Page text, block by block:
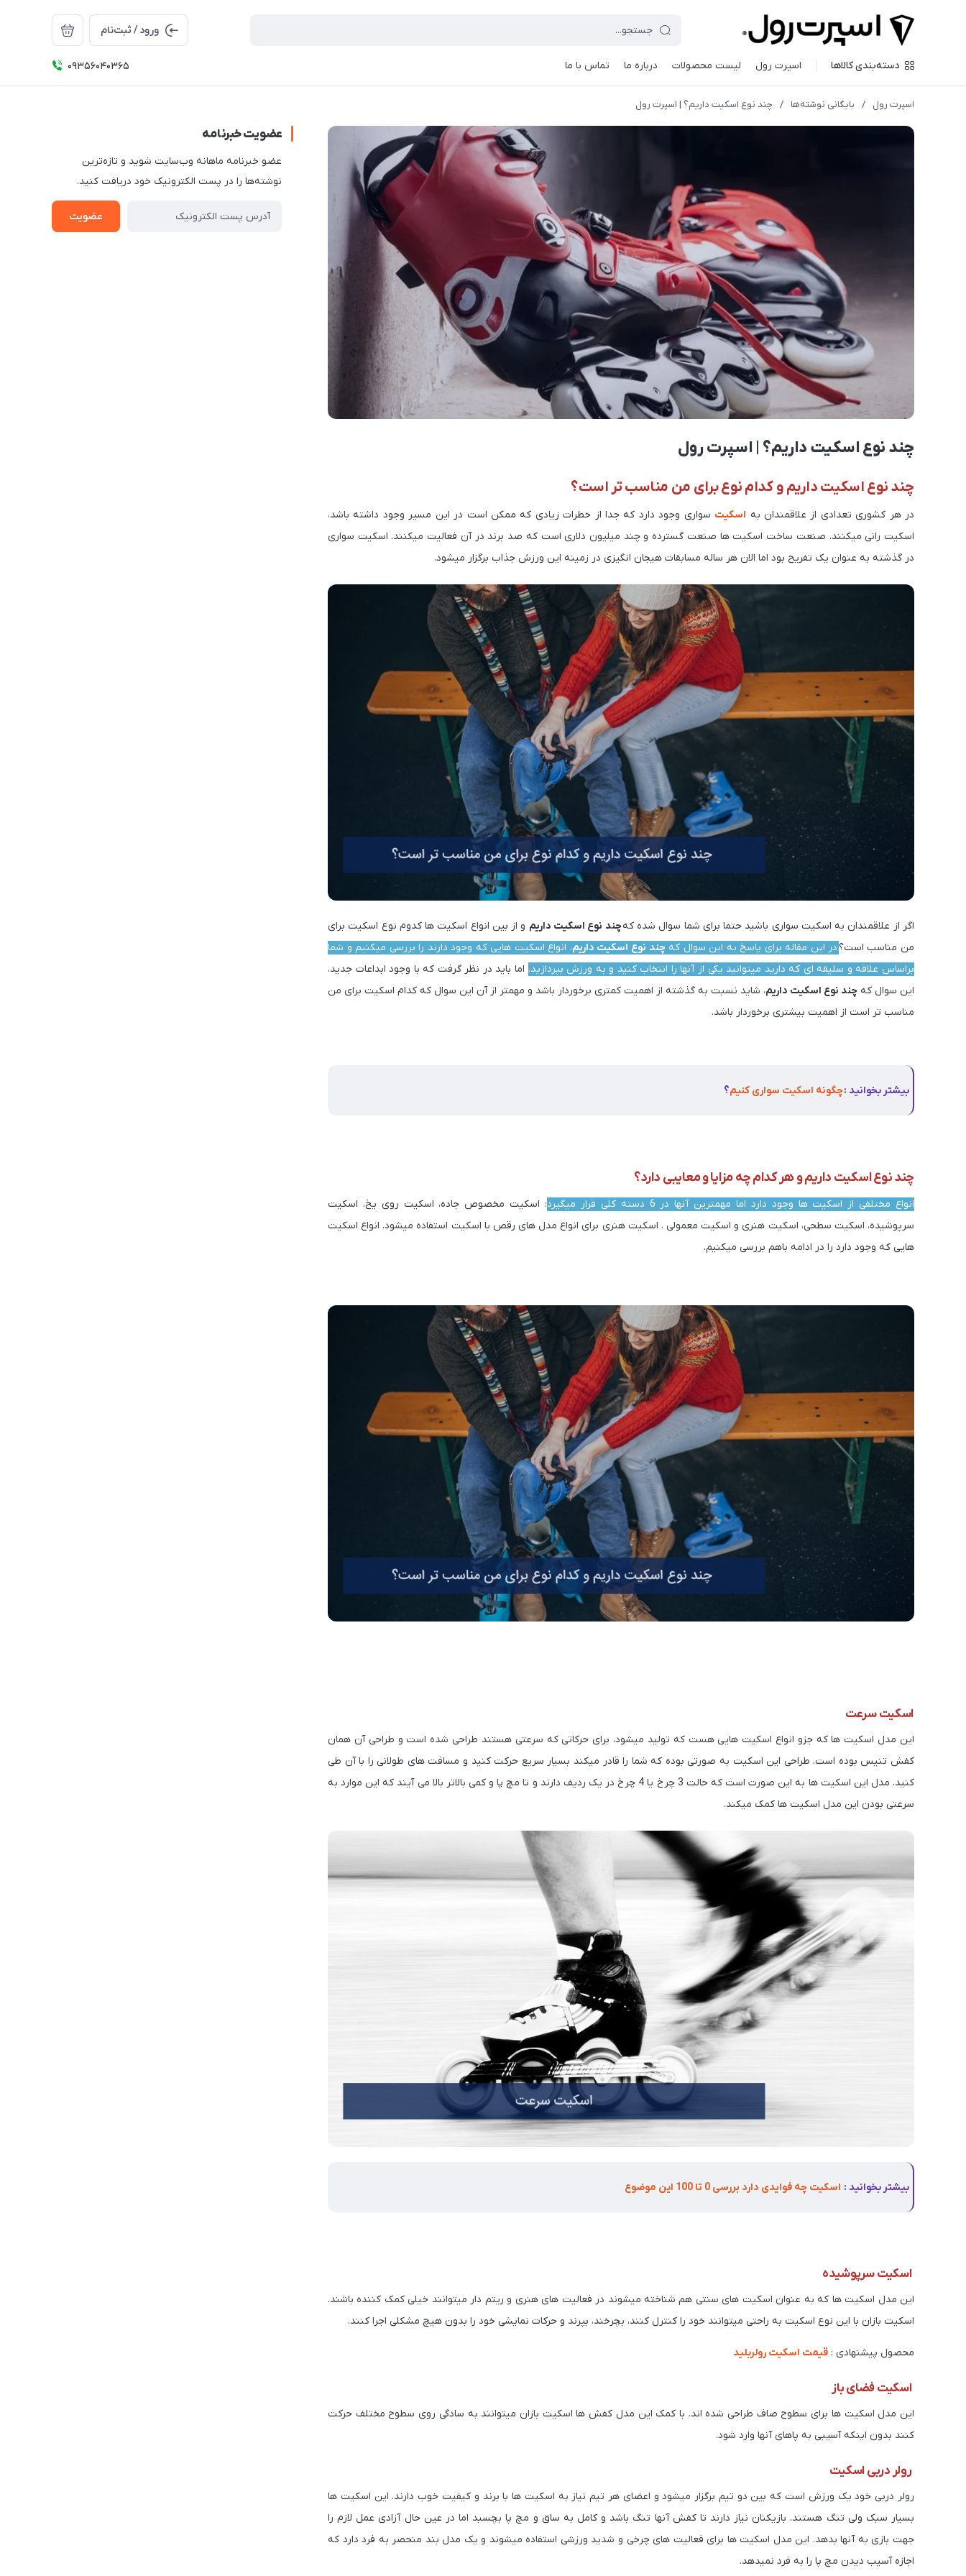
ورود / ثبت‌نام
دسته‌بندی کالاها اسپرت رول لیست محصولات درباره ما تماس با ما 09356040365
اسپرت رول / بایگانی نوشته‌ها / چند نوع اسکیت داریم؟ | اسپرت رول
چند نوع اسکیت داریم؟ | اسپرت رول
چند نوع اسکیت داریم و کدام نوع برای من مناسب تر است؟
در هر کشوری تعدادی از علاقمندان به اسکیت سواری وجود دارد که جدا از خطرات زیادی که ممکن است در این مسیر وجود داشته باشد،
اسکیت رانی میکنند. صنعت ساخت اسکیت ها صنعت گسترده و چند میلیون دلاری است که صد برند در آن فعالیت میکنند. اسکیت سواری
در گذشته به عنوان یک تفریح بود اما الان هر ساله مسابقات هیجان انگیزی در زمینه این ورزش جذاب برگزار میشود.
اگر از علاقمندان به اسکیت سواری باشید حتما برای شما سوال شده کهچند نوع اسکیت داریم و از بین انواع اسکیت ها کدوم نوع اسکیت برای
من مناسب است؟ در این مقاله برای پاسخ به این سوال کهچند نوع اسکیت داریم، انواع اسکیت هایی که وجود دارند را بررسی میکنیم و شما
براساس علاقه و سلیقه ای که دارید میتوانید یکی از آنها را انتخاب کنید و به ورزش بپردازید. اما باید در نظر گرفت که با وجود ابداعات جدید،
این سوال که چند نوع اسکیت داریم، شاید نسبت به گذشته از اهمیت کمتری برخوردار باشد و مهمتر از آن این سوال که کدام اسکیت برای من
مناسب تر است از اهمیت بیشتری برخوردار باشد.
بیشتر بخوانید :چگونه اسکیت سواری کنیم؟
چند نوع اسکیت داریم و هر کدام چه مزایا و معایبی دارد؟
انواع مختلفی از اسکیت ها وجود دارد اما مهمترین آنها در 6 دسته کلی قرار میگیرد
: اسکیت مخصوص جاده، اسکیت روی یخ، اسکیت
سرپوشیده، اسکیت سطحی، اسکیت هنری و اسکیت معمولی . اسکیت هنری برای انواع مدل های رقص با اسکیت استفاده میشود. انواع اسکیت
هایی که وجود دارد را در ادامه باهم بررسی میکنیم.
اسکیت سرعت
این مدل اسکیت ها که جزو انواع اسکیت هایی هست که تولید میشود، برای حرکاتی که سرعتی هستند طراحی شده است و طراحی آن همان
کفش تنیس بوده است. طراحی این اسکیت به صورتی بوده که شما را قادر میکند بسیار سریع حرکت کنید و مسافت های طولانی را با آن طی
کنید. مدل این اسکیت ها به این صورت است که حالت 3 چرخ یا 4 چرخ در یک ردیف دارند و تا مچ پا و کمی بالاتر بالا می آیند که این موارد به
سرعتی بودن این مدل اسکیت ها کمک میکند.
بیشتر بخوانید : اسکیت چه فوایدی دارد بررسی 0 تا 100 این موضوع
اسکیت سرپوشیده
این مدل اسکیت ها که به عنوان اسکیت های سنتی هم شناخته میشوند در فعالیت های هنری و ریتم دار میتوانند خیلی کمک کننده باشند.
اسکیت بازان با این نوع اسکیت به راحتی میتوانند خود را کنترل کنند، بچرخند، بپرند و حرکات نمایشی خود را بدون هیچ مشکلی اجرا کنند.
محصول پیشنهادی : قیمت اسکیت رولربلید
اسکیت فضای باز
این مدل اسکیت ها برای سطوح صاف طراحی شده اند. با کمک این مدل کفش ها اسکیت بازان میتوانند به سادگی روی سطوح مختلف حرکت
کنند بدون اینکه آسیبی به پاهای آنها وارد شود.
رولر دربی اسکیت
رولر دربی خود یک ورزش است که بین دو تیم برگزار میشود و اعضای هر تیم نیاز به اسکیت ها با برند و کیفیت خوب دارند. این اسکیت ها
بسیار سبک ولی تنگ هستند. بازیکنان نیاز دارند تا کفش آنها تنگ باشد و کامل به ساق و مچ پا بچسبد اما در عین حال آزادی عمل لازم را
جهت بازی به آنها بدهد. این مدل اسکیت ها برای فعالیت های چرخی و شدید ورزشی استفاده میشوند و یک مدل بند منحصر به فرد دارد که
اجازه آسیب دیدن مچ پا را به فرد نمیدهد.
عضویت خبرنامه
عضو خبرنامه ماهانه وب‌سایت شوید و تازه‌ترین
نوشته‌ها را در پست الکترونیک خود دریافت کنید.
عضویت